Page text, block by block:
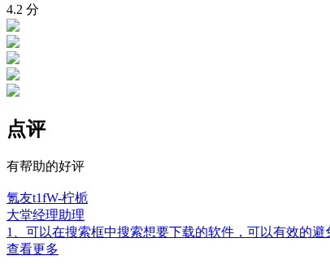
4.2 分
点评
有帮助的好评
氪友t1fW-柠栀
大堂经理助理
1、可以在搜索框中搜索想要下载的软件，可以有效的
查看更多